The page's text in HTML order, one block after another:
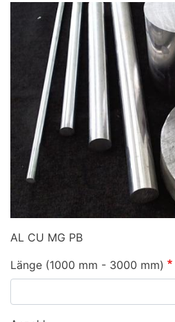
AL CU MG PB
Länge (1000 mm - 3000 mm)